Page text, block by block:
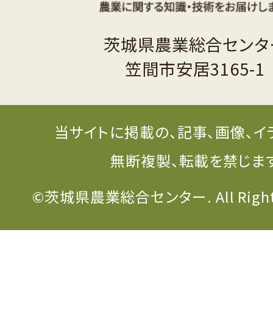
茨城県農業総合セン
笠間市安居3165-1
当サイトに掲載の、記事、画像、
無断複製、転載を禁じま
©茨城県農業総合センター. All